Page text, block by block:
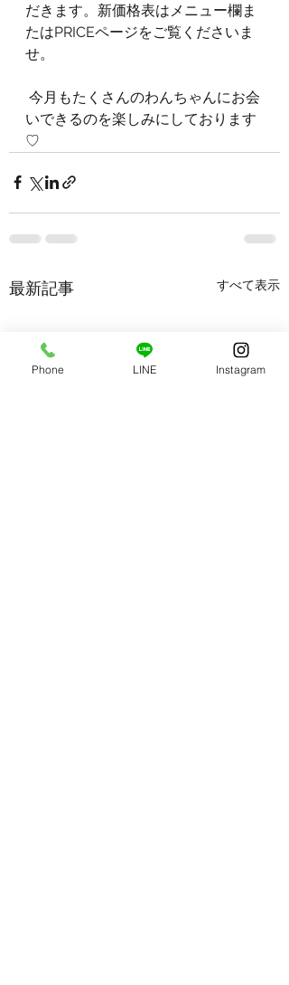
だきます。新価格表はメニュー欄ま
たはPRICEページをご覧くださいま
せ。
いできるのを楽しみにしております
♡
最新記事 すべて表示
Phone LINE Instagram